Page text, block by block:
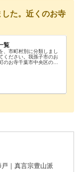
た。近くのお寺
覧
、市町村別に分類しまし
ください。我孫子市のお
のお寺千葉市中央区のお
｜真言宗豊山派